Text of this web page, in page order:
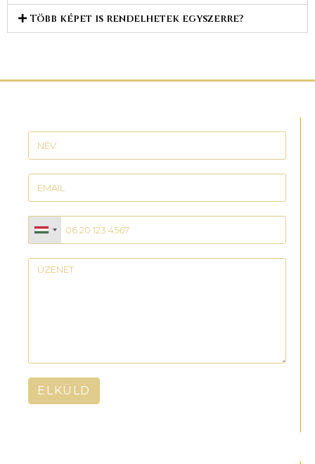
Több képet is rendelhetek egyszerre?
ELKÜLD